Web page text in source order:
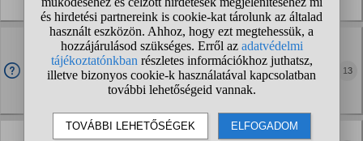
rám. És nagyjából mind a...
Miért vastagodik a combom kalória deficitbe?
Szóval van rajtam 10 kg felesleg és szeretnék fogyni de
viszont formás is lenni mert most semmi izom rajtam és
"plötyi" vagyok ezért edzek súlyzókkal, guggolásokat,
kitörést, csípő emelés ilyeneket csinálok...
13
Kalória deficitben vagyok,120 le mentem 105 re de ez